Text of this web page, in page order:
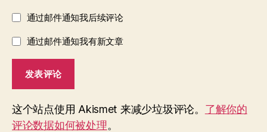
通过邮件通知我后续评论
通过邮件通知我有新文章
这个站点使用 Akismet 来减少垃圾评论。 了解你的
评论数据如何被处理。